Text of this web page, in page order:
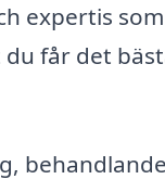
expertis
får det